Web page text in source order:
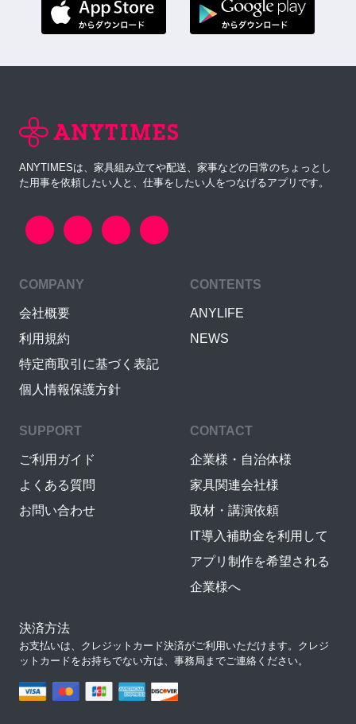
ANYTIMESは、家具組み立てや配送、家事などの日常のちょっとし
た用事を依頼したい人と、仕事をしたい人をつなげるアプリです。
COMPANY
会社概要
利用規約
特定商取引に基づく表記
個人情報保護方針
CONTENTS
ANYLIFE
NEWS
SUPPORT
ご利用ガイド
よくある質問
お問い合わせ
CONTACT
企業様・自治体様
家具関連会社様
取材・講演依頼
IT導入補助金を利用して
アプリ制作を希望される
企業様へ
決済方法
お支払いは、クレジットカード決済がご利用いただけます。クレジ
ットカードをお持ちでない方は、事務局までご連絡ください。